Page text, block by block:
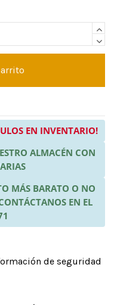
EN INVENTARIO!
ALMACÉN CON
MÁS BARATO O NO
EN EL
de seguridad